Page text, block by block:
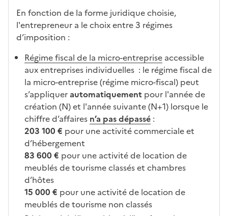
En fonction de la forme juridique choisie,
l'entrepreneur a le choix entre 3 régimes
d’imposition :
Régime fiscal de la micro-entreprise accessible
aux entreprises individuelles : le régime fiscal de
la micro-entreprise (régime micro-fiscal) peut
s’appliquerautomatiquement pour l'année de
création (N) et l'année suivante (N+1) lorsque le
chiffre d’affaires n’a pas dépassé :
203 100 € pour une activité commerciale et
d’hébergement
83 600 € pour une activité de location de
meublés de tourisme classés et chambres
d’hôtes
15 000 € pour une activité de location de
meublés de tourisme non classés